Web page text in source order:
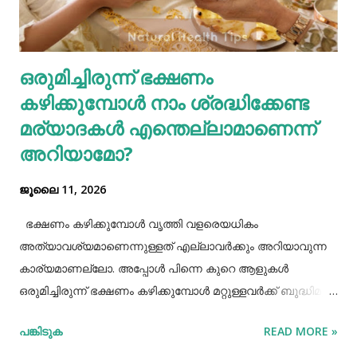
ഗ്യാസ്ട്രബിലിനെ നമുക്ക് ഇല്ലാതാക്കാം.ഫാസ്റ്റ് ഫുഡ്, ജങ്ക്
ഫുഡ് ഭക്ഷണങ്ങൾ, സ്നാക്സുകൾ തുടങ്ങിയവയെല്ലാം
ശരീരത്തിന് വലിയ ബുദ്ധിമുട്ടുകളാണ് ഉണ്ടാക്കുക.
പുകവലിയും മദ്യപാനവും ശരീരത്തിന് മാരകരോഗങ്ങൾ മാ...
ഒരുമിച്ചിരുന്ന് ഭക്ഷണം
കഴിക്കുമ്പോൾ നാം ശ്രദ്ധിക്കേണ്ട
മര്യാദകൾ എന്തെല്ലാമാണെന്ന്
അറിയാമോ?
ജൂലൈ 11, 2026
ഭക്ഷണം കഴിക്കുമ്പോൾ വൃത്തി വളരെയധികം
അത്യാവശ്യമാണെന്നുള്ളത് എല്ലാവർക്കും അറിയാവുന്ന
കാര്യമാണല്ലോ. അപ്പോൾ പിന്നെ കുറെ ആളുകൾ
ഒരുമിച്ചിരുന്ന് ഭക്ഷണം കഴിക്കുമ്പോൾ മറ്റുള്ളവർക്ക് ബുദ്ധിമുട്ട്
ശ്രദ്ധിക്കേണ്ട ചില കാര്യങ്ങളുണ്ട്. ആദ്യമായി നമ്മൾ
പങ്കിടുക READ MORE »